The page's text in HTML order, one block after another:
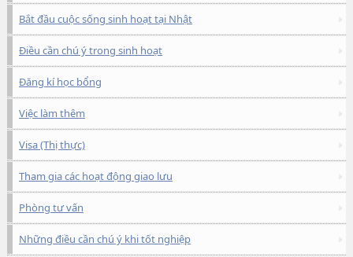
Bắt đầu cuộc sống sinh hoạt tại Nhật
Điều cần chú ý trong sinh hoạt
Đăng kí học bổng
Việc làm thêm
Visa (Thị thực)
Tham gia các hoạt động giao lưu
Phòng tư vấn
Những điều cần chú ý khi tốt nghiệp